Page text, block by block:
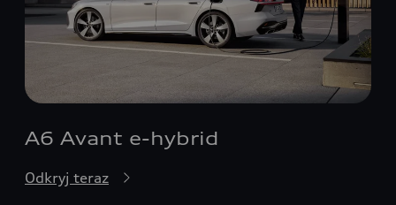
A6 Avant e-hybrid
Odkryj teraz